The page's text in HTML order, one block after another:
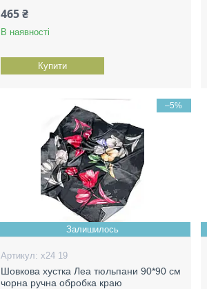
465 ₴
В наявності
Купити
–5%
Залишилось
х24 19
Шовкова хустка Леа тюльпани 90*90 см
чорна ручна обробка краю